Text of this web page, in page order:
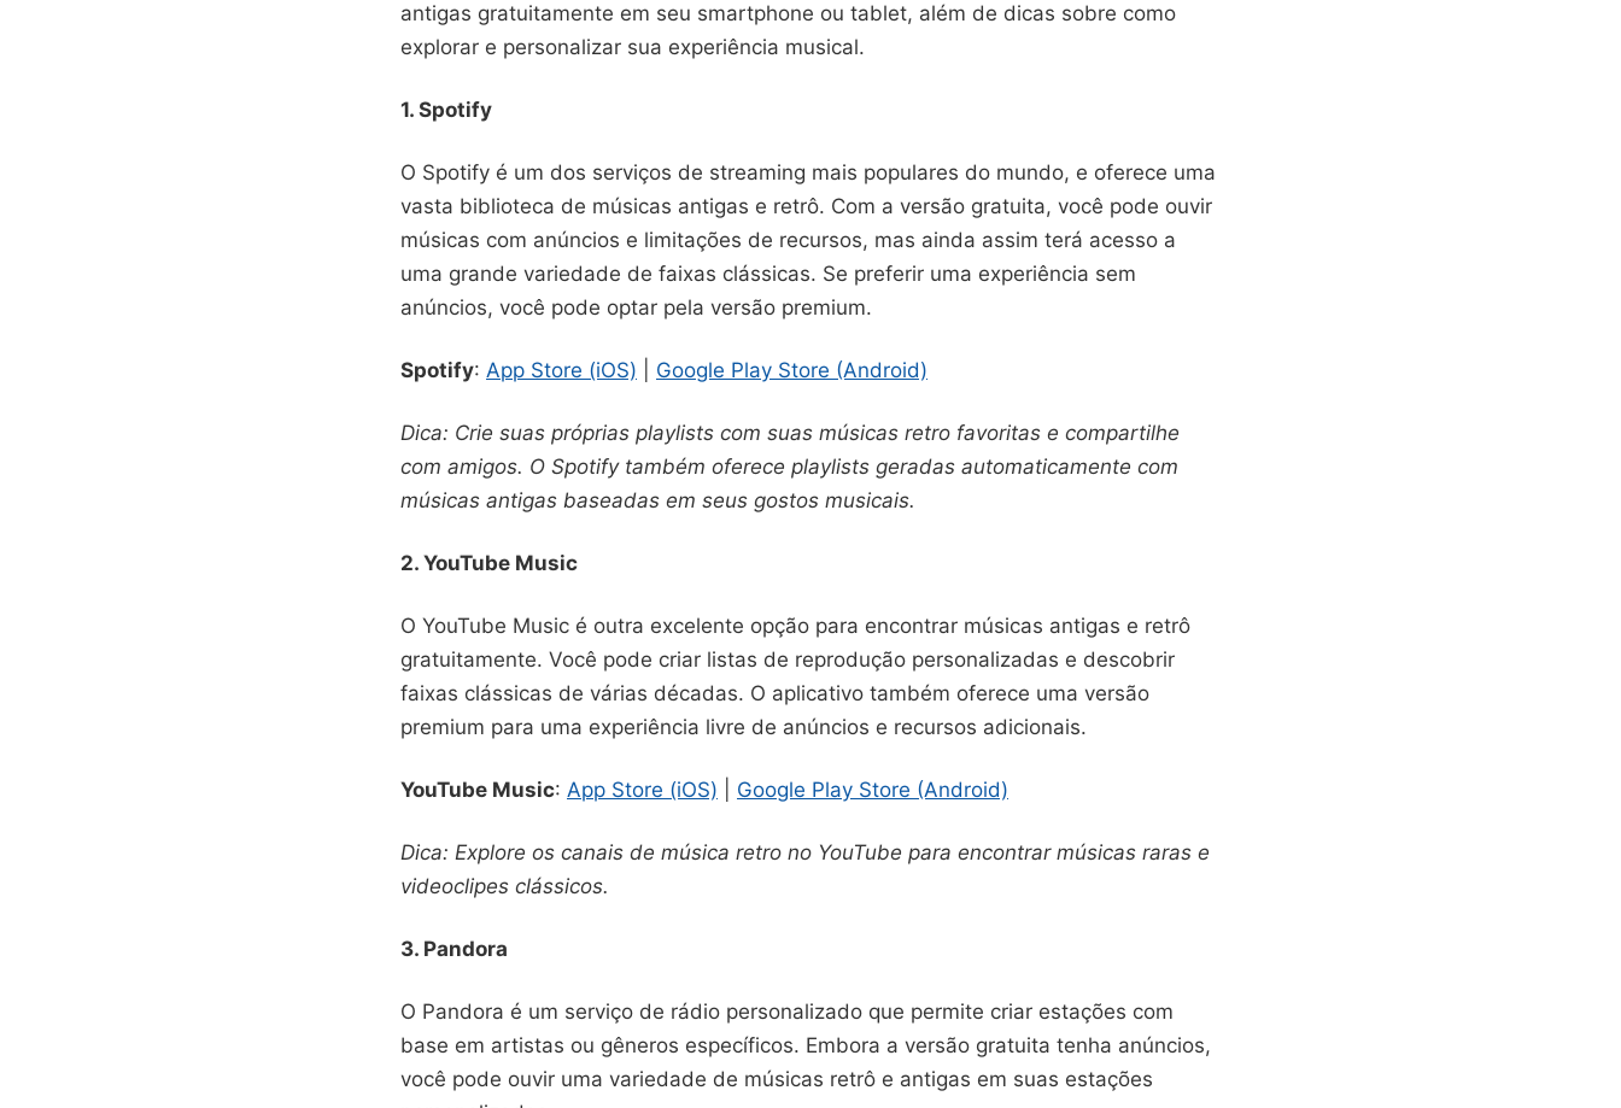
antigas gratuitamente em seu smartphone ou tablet, além de dicas sobre como
explorar e personalizar sua experiência musical.
1. Spotify
O Spotify é um dos serviços de streaming mais populares do mundo, e oferece uma
vasta biblioteca de músicas antigas e retrô. Com a versão gratuita, você pode ouvir
músicas com anúncios e limitações de recursos, mas ainda assim terá acesso a
uma grande variedade de faixas clássicas. Se preferir uma experiência sem
anúncios, você pode optar pela versão premium.
Spotify: App Store (iOS) Google Play Store (Android)
Dica: Crie suas próprias playlists com suas músicas retro favoritas e compartilhe
com amigos. O Spotify também oferece playlists geradas automaticamente com
músicas antigas baseadas em seus gostos musicais.
2. YouTube Music
O YouTube Music é outra excelente opção para encontrar músicas antigas e retrô
gratuitamente. Você pode criar listas de reprodução personalizadas e descobrir
faixas clássicas de várias décadas. O aplicativo também oferece uma versão
premium para uma experiência livre de anúncios e recursos adicionais.
YouTube Music: App Store (iOS) Google Play Store (Android)
Dica: Explore os canais de música retro no YouTube para encontrar músicas raras e
videoclipes clássicos.
3. Pandora
O Pandora é um serviço de rádio personalizado que permite criar estações com
base em artistas ou gêneros específicos. Embora a versão gratuita tenha anúncios,
você pode ouvir uma variedade de músicas retrô e antigas em suas estações